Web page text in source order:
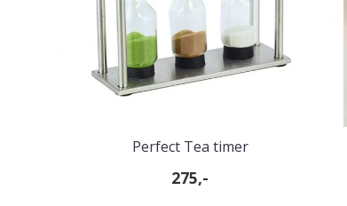
Perfect Tea timer
275,-